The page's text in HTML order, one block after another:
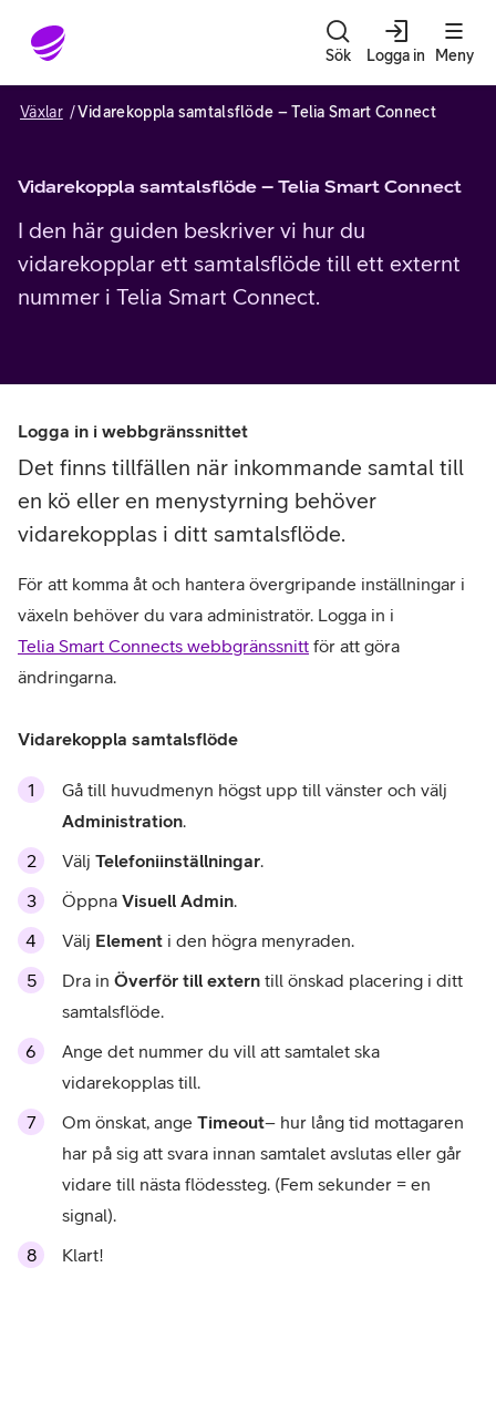
Gå till sidans innehåll
Sök Logga in Meny
Växlar Vidarekoppla samtalsflöde – Telia Smart Connect
Vidarekoppla samtalsflöde – Telia Smart Connect
I den här guiden beskriver vi hur du
vidarekopplar ett samtalsflöde till ett externt
nummer i Telia Smart Connect.
Logga in i webbgränssnittet
Det finns tillfällen när inkommande samtal till
en kö eller en menystyrning behöver
vidarekopplas i ditt samtalsflöde.
För att komma åt och hantera övergripande inställningar i
växeln behöver du vara administratör. Logga in i
Telia Smart Connects webbgränssnitt för att göra
ändringarna.
Vidarekoppla samtalsflöde
Gå till huvudmenyn högst upp till vänster och välj
Administration.
Välj Telefoniinställningar.
Öppna Visuell Admin.
Välj Element i den högra menyraden.
Dra in Överför till extern till önskad placering i ditt
samtalsflöde.
Ange det nummer du vill att samtalet ska
vidarekopplas till.
Om önskat, ange Timeout– hur lång tid mottagaren
har på sig att svara innan samtalet avslutas eller går
vidare till nästa flödessteg. (Fem sekunder = en
signal).
Klart!